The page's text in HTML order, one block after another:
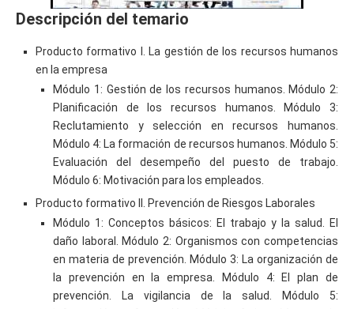
Descripción del temario
Producto formativo I. La gestión de los recursos humanos
en la empresa
Módulo 1: Gestión de los recursos humanos. Módulo 2:
Planificación de los recursos humanos. Módulo 3:
Reclutamiento y selección en recursos humanos.
Módulo 4: La formación de recursos humanos. Módulo 5:
Evaluación del desempeño del puesto de trabajo.
Módulo 6: Motivación para los empleados.
Producto formativo II. Prevención de Riesgos Laborales
Módulo 1: Conceptos básicos: El trabajo y la salud. El
daño laboral. Módulo 2: Organismos con competencias
en materia de prevención. Módulo 3: La organización de
la prevención en la empresa. Módulo 4: El plan de
prevención. La vigilancia de la salud. Módulo 5: